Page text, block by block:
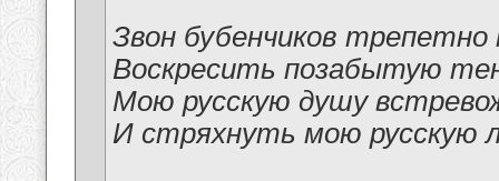
Звон бубенчиков
Воскресить позабытую
Мою русскую душу
И стряхнуть мою русскую